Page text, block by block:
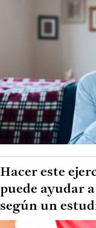
Hacer este
puede ayudar
según un